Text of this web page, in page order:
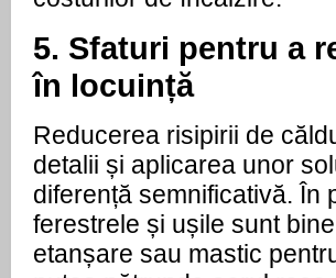
5. Sfaturi pentru a
în locuință
Reducerea risipirii de
detalii și aplicarea unor
diferență semnificativă. În
ferestrele și ușile sunt
etanșare sau mastic